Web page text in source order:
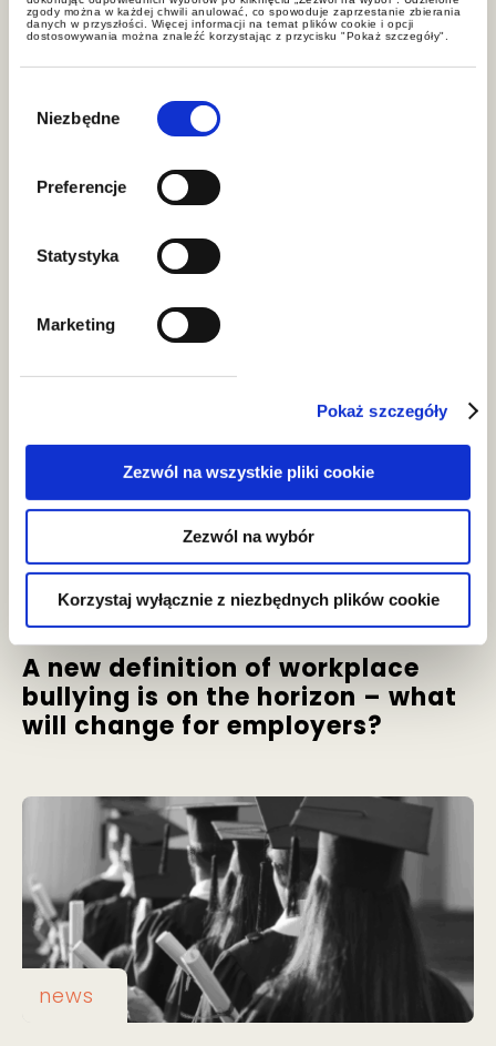
zgody można w każdej chwili anulować, co spowoduje zaprzestanie zbierania
danych w przyszłości. Więcej informacji na temat plików cookie i opcji
dostosowywania można znaleźć korzystając z przycisku "Pokaż szczegóły".
zgody
Niezbędne
Preferencje
Statystyka
Marketing
Pokaż szczegóły
Zezwól na wszystkie pliki cookie
Zezwól na wybór
Korzystaj wyłącznie z niezbędnych plików cookie
Regulations on the employment
of foreign nationals – students
news
A new definition of workplace
bullying is on the horizon – what
will change for employers?
news